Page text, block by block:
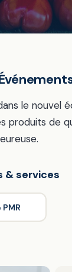
le nouvel
produits de
& services